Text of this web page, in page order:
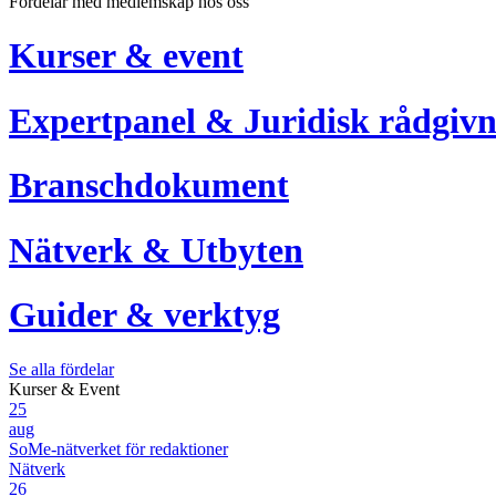
Kurser & event
Expertpanel & Juridisk
Branschdokument
Nätverk & Utbyten
Guider & verktyg
Se alla fördelar
Kurser & Event
25
aug
SoMe-nätverket för redaktioner
Nätverk
26